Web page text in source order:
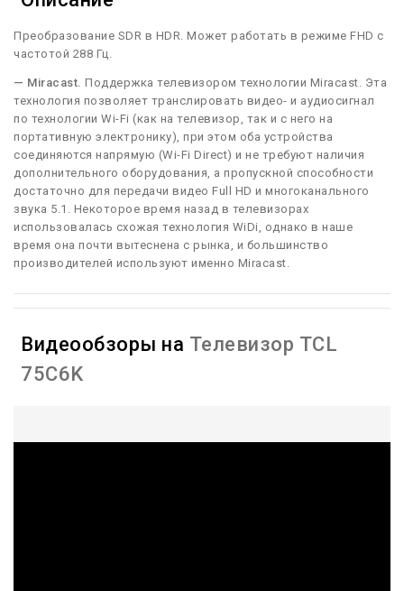
Преобразование SDR в HDR. Может работать в режиме FHD с
частотой 288 Гц.
— Miracast. Поддержка телевизором технологии Miracast. Эта
технология позволяет транслировать видео- и аудиосигнал
по технологии Wi-Fi (как на телевизор, так и с него на
портативную электронику), при этом оба устройства
соединяются напрямую (Wi-Fi Direct) и не требуют наличия
дополнительного оборудования, а пропускной способности
достаточно для передачи видео Full HD и многоканального
звука 5.1. Некоторое время назад в телевизорах
использовалась схожая технология WiDi, однако в наше
время она почти вытеснена с рынка, и большинство
производителей используют именно Miracast.
Видеообзоры на Телевизор TCL
75C6K